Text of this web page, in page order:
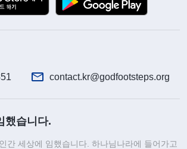
의 손에 달려 있고, 오직 하나님께
니다. 그래서 저는 전능하신 하나님
음은 온통 영업팀을 키우는 데만 쏠
에 자주 참석하면 판매 실적에 영향
웠습니다. 실적이 좋지 않으면 수입
어떻게 번듯하고 멋진 삶을 살 수 있
contact.kr@godfootsteps.org
했습니다.
간 세상에 임했습니다. 하나님나라에 들어가고